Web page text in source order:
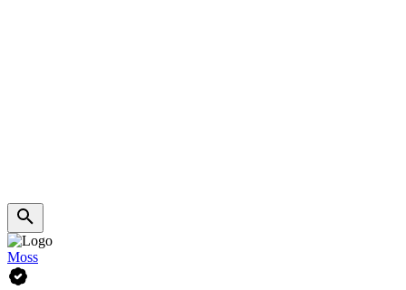
Moss